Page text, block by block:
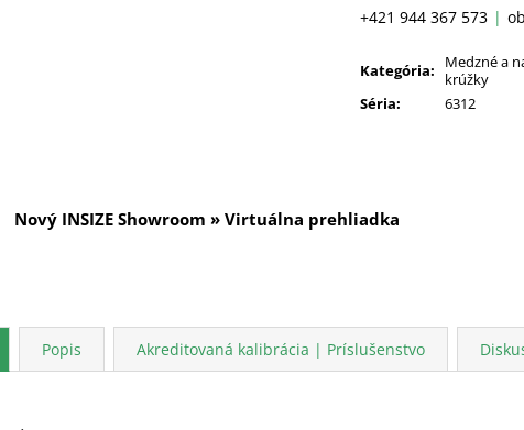
+421 944 367 573
Kategória:
Medzné a
krúžky
Séria: 6312
Nový INSIZE Showroom » Virtuálna prehliadka
Popis Akreditovaná kalibrácia | Príslušenstvo